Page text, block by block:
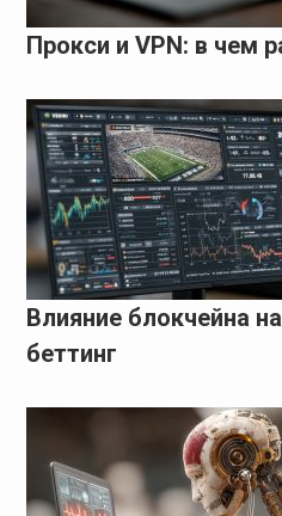
Прокси и VPN: в чем
Влияние блокчейна
беттинг